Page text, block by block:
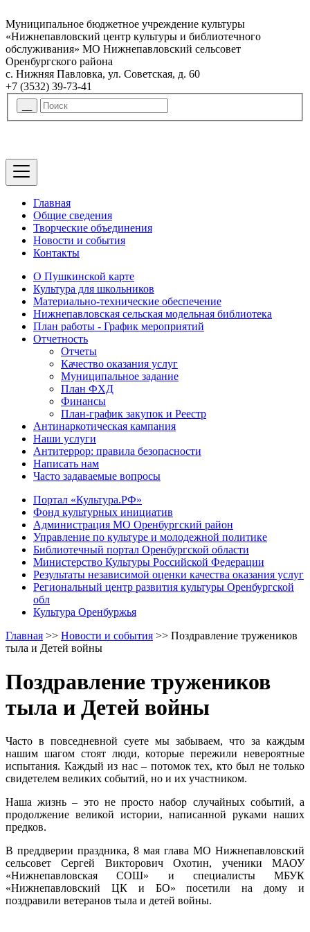
Муниципальное бюджетное учреждение культуры
«Нижнепавловский центр культуры и библиотечного
обслуживания» МО Нижнепавловский сельсовет
Оренбургского района
с. Нижняя Павловка, ул. Советская, д. 60
+7 (3532) 39-73-41
Главная
Общие сведения
Творческие объединения
Новости и события
Контакты
О Пушкинской карте
Культура для школьников
Материально-технические обеспечение
Нижнепавловская сельская модельная библиотека
План работы - График мероприятий
Отчетность
Отчеты
Качество оказания услуг
Муниципальное задание
План ФХД
Финансы
План-график закупок и Реестр
Антинаркотическая кампания
Наши услуги
Антитеррор: правила безопасности
Написать нам
Часто задаваемые вопросы
Портал «Культура.РФ»
Фонд культурных инициатив
Администрация МО Оренбургский район
Управление по культуре и молодежной политике
Библиотечный портал Оренбургской области
Министерство Культуры Российской Федерации
Результаты независимой оценки качества оказания услуг
Региональный центр развития культуры Оренбургской
обл
Культура Оренбуржья
Главная >> Новости и события >> Поздравление тружеников
тыла и Детей войны
Поздравление тружеников
тыла и Детей войны
Часто в повседневной суете мы забываем, что за каждым
нашим шагом стоят люди, которые пережили невероятные
испытания. Каждый из нас – потомок тех, кто был не только
свидетелем великих событий, но и их участником.
Наша жизнь – это не просто набор случайных событий, а
продолжение великой истории, написанной руками наших
предков.
В преддверии праздника, 8 мая глава МО Нижнепавловский
сельсовет Сергей Викторович Охотин, ученики МАОУ
«Нижнепавловская СОШ» и специалисты МБУК
«Нижнепавловский ЦК и БО» посетили на дому и
поздравили ветеранов тыла и детей войны.